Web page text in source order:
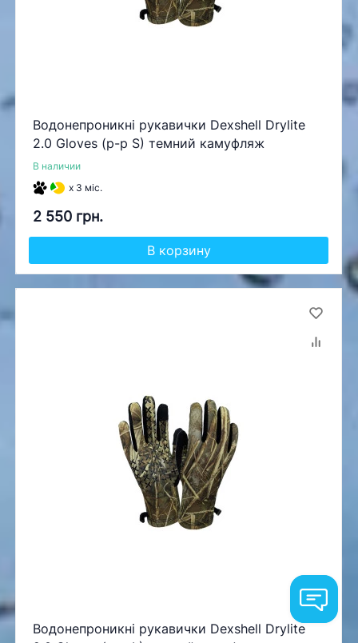
Водонепроникні рукавички Dexshell Drylite
2.0 Gloves (р-р S) темний камуфляж
В наличии
x 3 міс.
2 550 грн.
В корзину
Водонепроникні рукавички Dexshell Drylite